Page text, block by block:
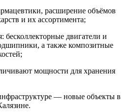
расширение объёмов
и их ассортимента;
бесколлекторные двигатели и
а также композитные
мощности для хранения
— новые объекты в